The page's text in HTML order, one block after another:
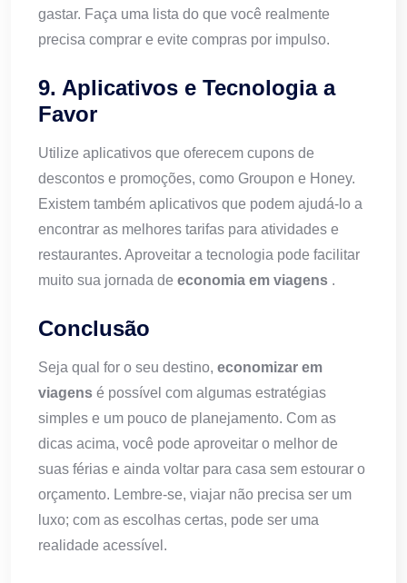
gastar. Faça uma lista do que você realmente
precisa comprar e evite compras por impulso.
9. Aplicativos e Tecnologia a
Favor
Utilize aplicativos que oferecem cupons de
descontos e promoções, como Groupon e Honey.
Existem também aplicativos que podem ajudá-lo a
encontrar as melhores tarifas para atividades e
restaurantes. Aproveitar a tecnologia pode facilitar
muito sua jornada de economia em viagens .
Conclusão
Seja qual for o seu destino, economizar em
viagens é possível com algumas estratégias
simples e um pouco de planejamento. Com as
dicas acima, você pode aproveitar o melhor de
suas férias e ainda voltar para casa sem estourar o
orçamento. Lembre-se, viajar não precisa ser um
luxo; com as escolhas certas, pode ser uma
realidade acessível.